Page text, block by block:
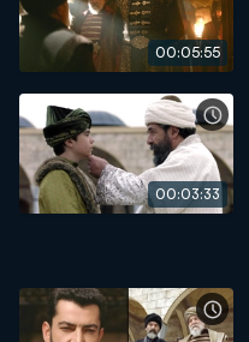
00:05:55
00:03:33